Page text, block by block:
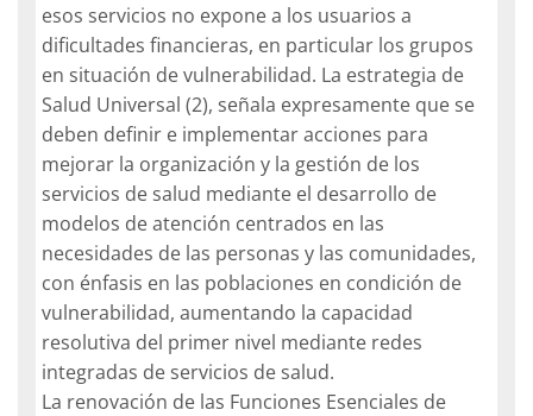
esos servicios no expone a los usuarios a
dificultades financieras, en particular los grupos
en situación de vulnerabilidad. La estrategia de
Salud Universal (2), señala expresamente que se
deben definir e implementar acciones para
mejorar la organización y la gestión de los
servicios de salud mediante el desarrollo de
modelos de atención centrados en las
necesidades de las personas y las comunidades,
con énfasis en las poblaciones en condición de
vulnerabilidad, aumentando la capacidad
resolutiva del primer nivel mediante redes
integradas de servicios de salud.
La renovación de las Funciones Esenciales de